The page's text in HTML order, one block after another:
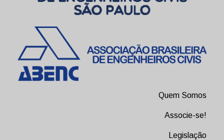
Quem Somos
Associe-se!
Legislação